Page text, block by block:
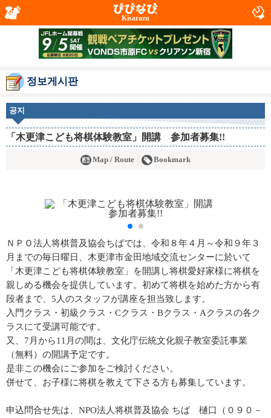
Kisarazu
정보게시판
공지
「木更津こども将棋体験教室」開講 参加者募集!!
Map / Route Bookmark
ＮＰＯ法人将棋普及協会ちばでは、令和８年４月～令和９年３
月までの毎日曜日、木更津市金田地域交流センターに於いて
「木更津こども将棋体験教室」を開講し将棋愛好家様に将棋を
親しめる機会を提供しています。初めて将棋を始めた方から有
段者まで、5人のスタッフが講座を担当致します。
入門クラス・初級クラス・Cクラス・Bクラス・Aクラスの各ク
ラスにて受講可能です。
又、7月から11月の間は、文化庁伝統文化親子教室委託事業
（無料）の開講予定です。
是非この機会にご参加をご検討ください。
併せて、お子様に将棋を教えて下さる方も募集しています。
申込問合せ先は、NPO法人将棋普及協会 ちば 樋口（０９０－